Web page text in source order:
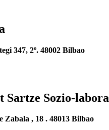
347, 2º. 48002 Bilbao
Sartze Sozio-
Zabala , 18 . 48013 Bilbao